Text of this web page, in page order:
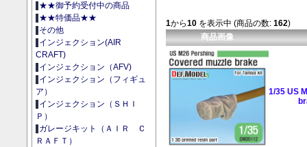
★★御予約受付中の商品
★★特価品★★
その他
インジェクション(AIR
CRAFT)
インジェクション（AFV)
インジェクション（フィギュ
ア）
インジェクション（ＳＨＩ
Ｐ）
ガレージキット（ＡＩＲ Ｃ
ＲＡＦＴ）
1から10を表示中 (商品の数: 162)
商品画像
1/35 US